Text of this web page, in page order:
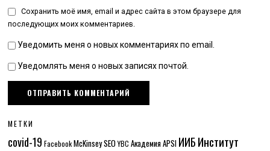
Сохранить моё имя, email и адрес сайта в этом браузере для
последующих моих комментариев.
Уведомить меня о новых комментариях по email.
Уведомлять меня о новых записях почтой.
МЕТКИ
covid-19 Facebook McKinseySEO YBC Академия APSI ИИБИнститут